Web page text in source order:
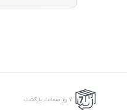
شرح
دکتر
عدد
7 روز ضمانت بازگشت